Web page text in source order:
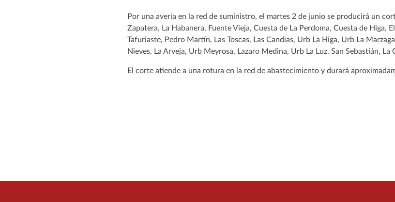
Por una avería en la red de suministro, el martes 2 de junio se producirá un
Zapatera, La Habanera, Fuente Vieja, Cuesta de La Perdoma, Cuesta de Higa,
Tafuriaste, Pedro Martín, Las Toscas, Las Candias, Urb La Higa, Urb La
Nieves, La Arveja, Urb Meyrosa, Lazaro Medina, Urb La Luz, San Sebastián, La
El corte atiende a una rotura en la red de abastecimiento y durará